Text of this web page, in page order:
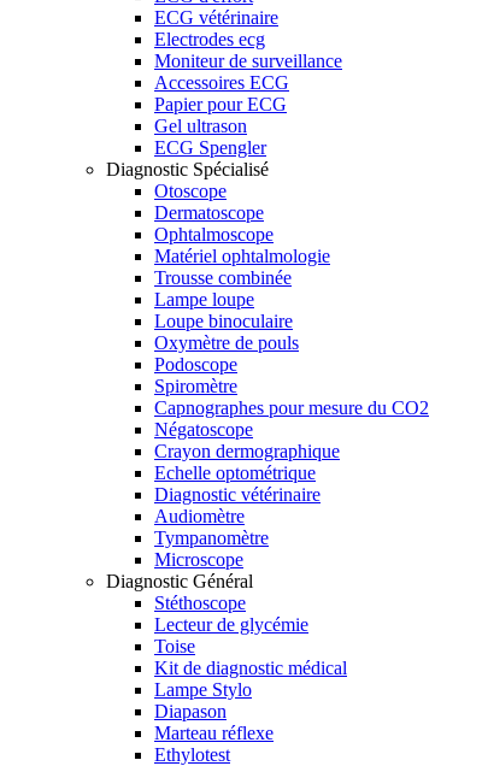
ECG vétérinaire
Electrodes ecg
Moniteur de surveillance
Accessoires ECG
Papier pour ECG
Gel ultrason
ECG Spengler
Diagnostic Spécialisé
Otoscope
Dermatoscope
Ophtalmoscope
Matériel ophtalmologie
Trousse combinée
Lampe loupe
Loupe binoculaire
Oxymètre de pouls
Podoscope
Spiromètre
Capnographes pour mesure du CO2
Négatoscope
Crayon dermographique
Echelle optométrique
Diagnostic vétérinaire
Audiomètre
Tympanomètre
Microscope
Diagnostic Général
Stéthoscope
Lecteur de glycémie
Toise
Kit de diagnostic médical
Lampe Stylo
Diapason
Marteau réflexe
Ethylotest